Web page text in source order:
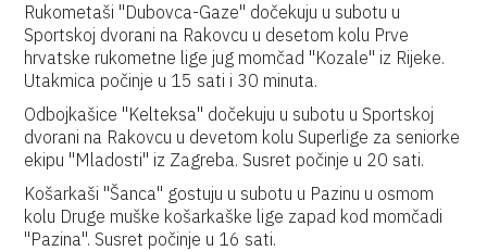
Rukometaši "Dubovca-Gaze" dočekuju u subotu u
Sportskoj dvorani na Rakovcu u desetom kolu Prve
hrvatske rukometne lige jug momčad "Kozale" iz Rijeke.
Utakmica počinje u 15 sati i 30 minuta.
Odbojkašice "Kelteksa" dočekuju u subotu u Sportskoj
dvorani na Rakovcu u devetom kolu Superlige za seniorke
ekipu "Mladosti" iz Zagreba. Susret počinje u 20 sati.
Košarkaši "Šanca" gostuju u subotu u Pazinu u osmom
kolu Druge muške košarkaške lige zapad kod momčadi
"Pazina". Susret počinje u 16 sati.